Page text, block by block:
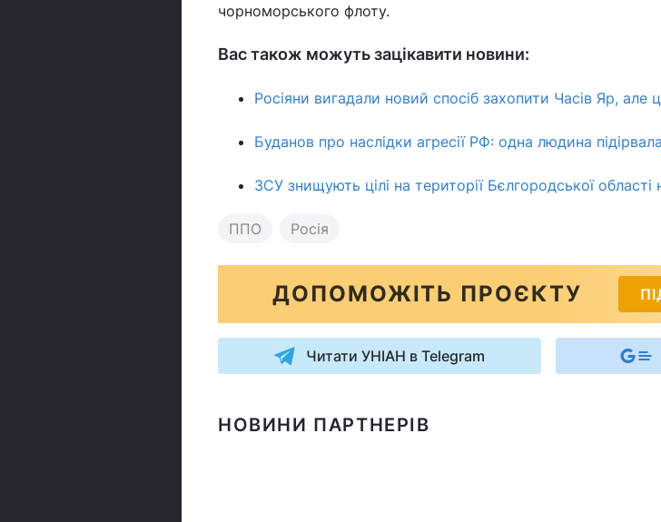
чорноморського флоту.
Вас також можуть зацікавити новини:
Росіяни вигадали новий спосіб захопити Часів Яр, але
Буданов про наслідки агресії РФ: одна людина
ЗСУ знищують цілі на території Бєлгородської
ППО Росія
ДОПОМОЖІТЬ ПРОЄКТУ
Читати УНІАН в Telegram
НОВИНИ ПАРТНЕРІВ